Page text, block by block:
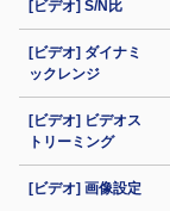
[ビデオ] S/N比
[ビデオ] ダイナミ
ックレンジ
[ビデオ] ビデオス
トリーミング
[ビデオ] 画像設定